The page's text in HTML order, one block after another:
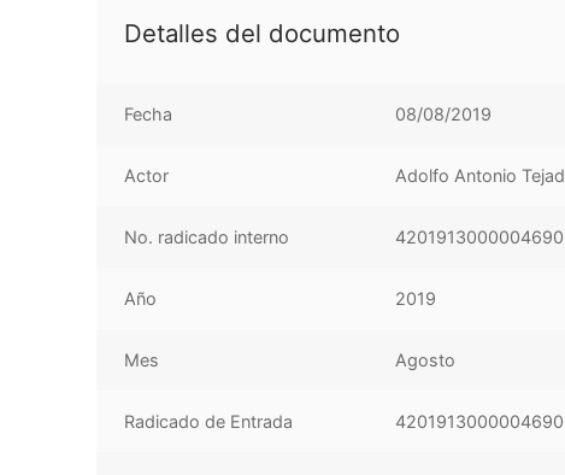
Detalles del documento
Fecha 08/08/2019
Actor Adolfo Antonio
No. radicado interno 4201913000004690
Año 2019
Mes Agosto
Radicado de Entrada 4201913000004690